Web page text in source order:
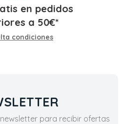
en pedidos
a 50€*
condiciones
para recibir ofertas